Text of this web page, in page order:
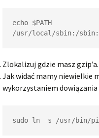
echo $PATH
/usr/local/sbin:/
Zlokalizuj gdzie masz
Jak widać mamy niewielkie
wykorzystaniem
sudo ln -s /usr/bin/